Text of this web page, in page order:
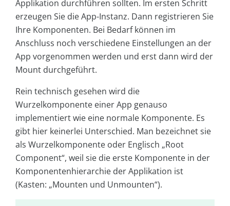
Applikation durchführen sollten. Im ersten Schritt
erzeugen Sie die App-Instanz. Dann registrieren Sie
Ihre Komponenten. Bei Bedarf können im
Anschluss noch verschiedene Einstellungen an der
App vorgenommen werden und erst dann wird der
Mount durchgeführt.
Rein technisch gesehen wird die
Wurzelkomponente einer App genauso
implementiert wie eine normale Komponente. Es
gibt hier keinerlei Unterschied. Man bezeichnet sie
als Wurzelkomponente oder Englisch „Root
Component“, weil sie die erste Komponente in der
Komponentenhierarchie der Applikation ist
(Kasten: „Mounten und Unmounten“).